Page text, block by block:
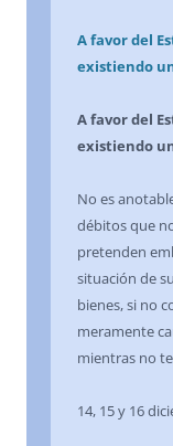
A favor del
existiendo
A favor del
existiendo
No es
débitos que
pretenden
situación de
bienes, si no
meramente
mientras no
14, 15 y 16